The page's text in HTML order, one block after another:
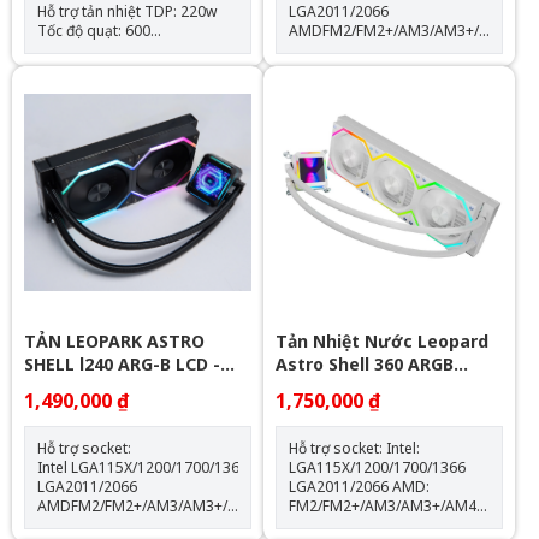
Hỗ trợ tản nhiệt TDP: 220w
Tốc độ quạt: 600
-1500RPM(±10%) Hỗ trợ
Socket LGA 1700 & AM5
Trang bị 4 ống đồng dẫn
nhiệt Quạt tản nhiệt: 120mm
LGA2011/2066
AMDFM2/FM2+/AM3/AM3+/AM4/
Thông số kỹ thuật: Kích thước
quạt: 120*120*25mm Tốc độ
thọ quạt: 40.000 giờ Độ ồn:
31.5dBA Vòng bi: Hydraulic
Tuổi thọ máy bơm: 30.000 giờ
độ ồn: 30dBA tốc độ bơm:
2400 +- 10%
TẢN LEOPARK ASTRO
SHELL l240 ARG-B LCD -
1,490,000 ₫
Hỗ trợ socket:
Intel LGA115X/1200/1700/1366
LGA2011/2066
AMDFM2/FM2+/AM3/AM3+/AM4/AM5
Thông số kỹ thuật: Kích thước
Tản Nhiệt Nước Leopard
Astro Shell 360 ARGB
Digital LCD - White
1,750,000 ₫
Hỗ trợ socket: Intel:
LGA115X/1200/1700/1366
LGA2011/2066 AMD:
FM2/FM2+/AM3/AM3+/AM4/AM5
Kích thước khối rad: